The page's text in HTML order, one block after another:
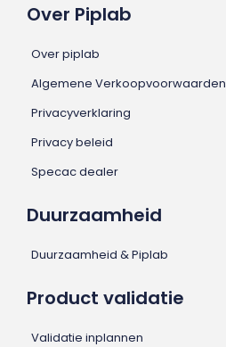
Over Piplab
Over piplab
Algemene Verkoopvoorwaarden
Privacyverklaring
Privacy beleid
Specac dealer
Duurzaamheid
Duurzaamheid & Piplab
Product validatie
Validatie inplannen